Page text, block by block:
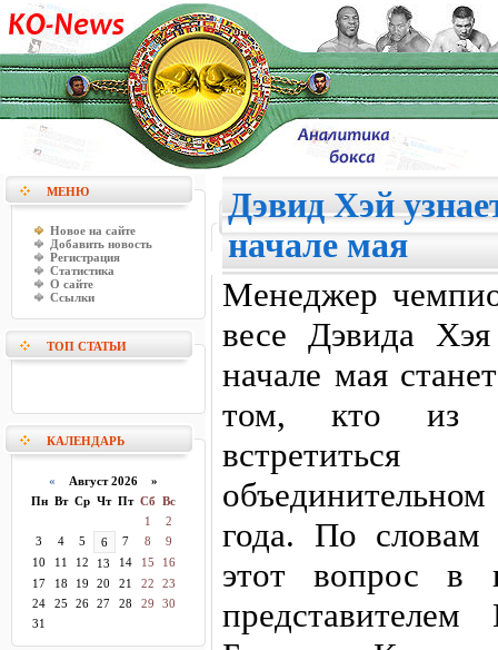
МЕНЮ
Новое на сайте
Добавить новость
Регистрация
Статистика
О сайте
Ссылки
ТОП СТАТЬИ
КАЛЕНДАРЬ
« Август 2026 »
Пн Вт Ср Чт Пт Сб Вс
1
2
3
4 5 6 7 8
9
10
11 12 13 14 15
16
17
18 19 20 21 22
23
24
25 26 27 28 29
30
31
Дэвид Хэй
начале мая
Менеджер
весе Дэвида
начале мая
том, кто из
года. По
этот вопрос в